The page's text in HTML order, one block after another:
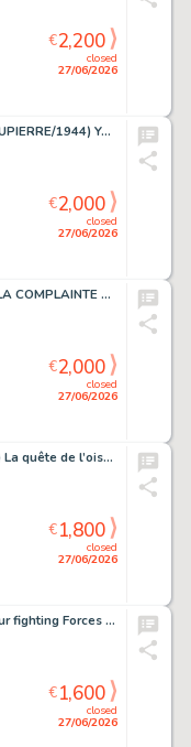
closed
27/06/2026
€2,200
DERIB (CLAUDE DE RIBEAUPIERRE/1944) Yakari Tome 27,...
closed
27/06/2026
€2,000
TILLIER, BEATRICE (1972) LA COMPLAINTE DES LANDES PERDUES,...
closed
27/06/2026
€2,000
LOISEL, Régis (né en 1951) La quête de l’oiseau du...
closed
27/06/2026
€1,800
NOVICK, Irv (1916-2004) Our fighting Forces n°111,...
closed
27/06/2026
€1,600